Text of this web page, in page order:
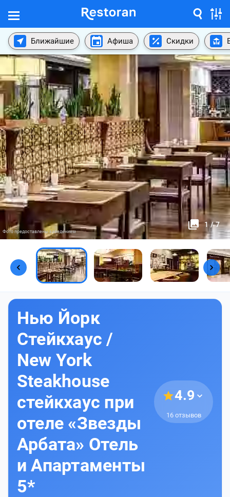
Ближайшие Афиша Скидки
1 / 7
Фото предоставлены заведением
Нью Йорк
Стейкхаус /
New York
Steakhouse
cтейкхаус при
отеле «Звезды
Арбата» Отель
и Апартаменты
5*
4.9
16 отзывов